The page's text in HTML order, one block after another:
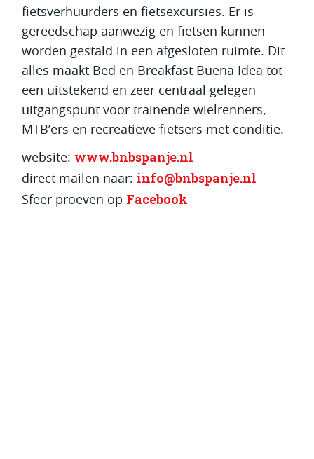
fietsverhuurders en fietsexcursies. Er is
gereedschap aanwezig en fietsen kunnen
worden gestald in een afgesloten ruimte. Dit
alles maakt Bed en Breakfast Buena Idea tot
een uitstekend en zeer centraal gelegen
uitgangspunt voor trainende wielrenners,
MTB’ers en recreatieve fietsers met conditie.
website: www.bnbspanje.nl
direct mailen naar: info@bnbspanje.nl
Sfeer proeven op Facebook